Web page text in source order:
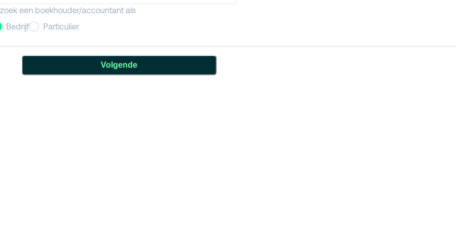
een boekhouder/accountant als
Bedrijf
Particulier
Volgende